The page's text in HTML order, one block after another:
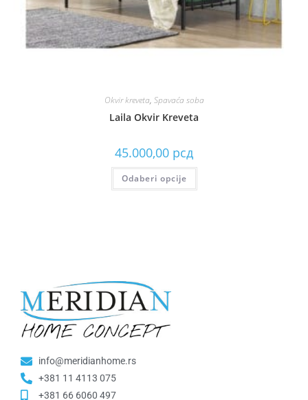
Okvir kreveta, Spavaća soba
Laila Okvir Kreveta
45.000,00 рсд
Odaberi opcije
info@meridianhome.rs
+381 11 4113 075
+381 66 6060 497